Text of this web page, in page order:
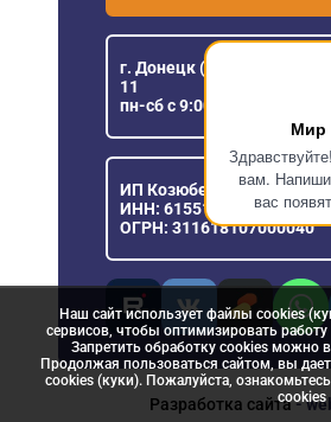
Мир
вам.
вас
г. Донецк (ДНР), ул Розы
11
пн-сб с 9:00 до 18:00
ИП Козюберда Денис
ИНН: 615516030057
ОГРН: 311618107000040
Разработка сайта-
Наш сайт использует файлы cookies
сервисов, чтобы оптимизировать
Запретить обработку cookies можно
Продолжая пользоваться сайтом, вы
cookies (куки). Пожалуйста,
сookies